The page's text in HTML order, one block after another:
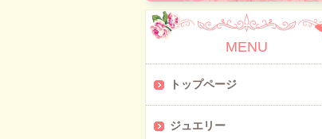
MENU
トップページ
ジュエリー